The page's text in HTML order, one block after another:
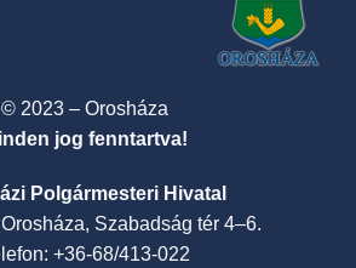
© 2023 – Orosháza
jog fenntartva!
Polgármesteri Hivatal
Szabadság tér 4–6.
+36-68/413-022